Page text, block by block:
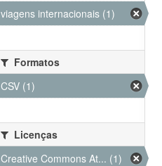
viagens internacionais (1)
Formatos
CSV (1)
Licenças
Creative Commons At... (1)